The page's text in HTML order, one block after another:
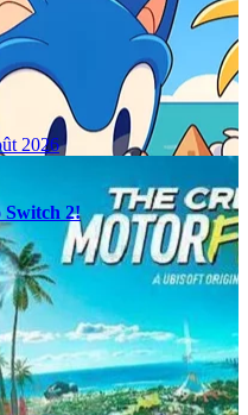
2026
Switch 2!